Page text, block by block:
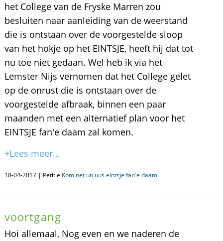
het College van de Fryske Marren zou
besluiten naar aanleiding van de weerstand
die is ontstaan over de voorgestelde sloop
van het hokje op het EINTSJE, heeft hij dat tot
nu toe niet gedaan. Wel heb ik via het
Lemster Nijs vernomen dat het College gelet
op de onrust die is ontstaan over de
voorgestelde afbraak, binnen een paar
maanden met een alternatief plan voor het
EINTSJE fan'e daam zal komen.
+Lees meer...
18-04-2017 | Petitie Kom net un uus eintsje fan'e daam
voortgang
Hoi allemaal, Nog even en we naderen de